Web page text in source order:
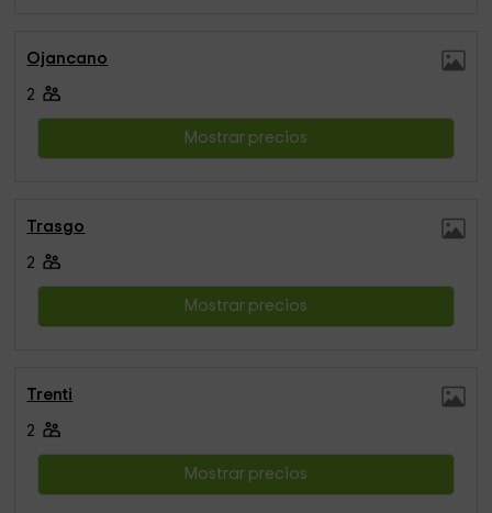
Ojancano
2
Mostrar precios
Trasgo
2
Mostrar precios
Trenti
2
Mostrar precios